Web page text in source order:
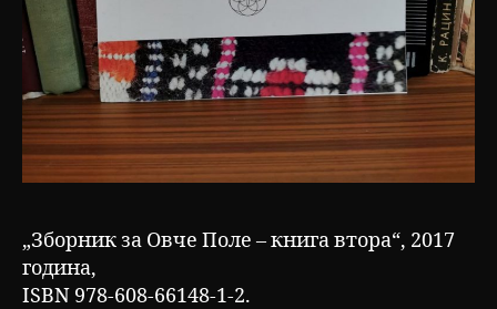
„Зборник за Овче Поле – книга втора“, 2017
година,
ISBN 978-608-66148-1-2.